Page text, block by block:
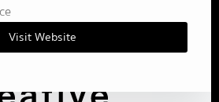
Visit Website